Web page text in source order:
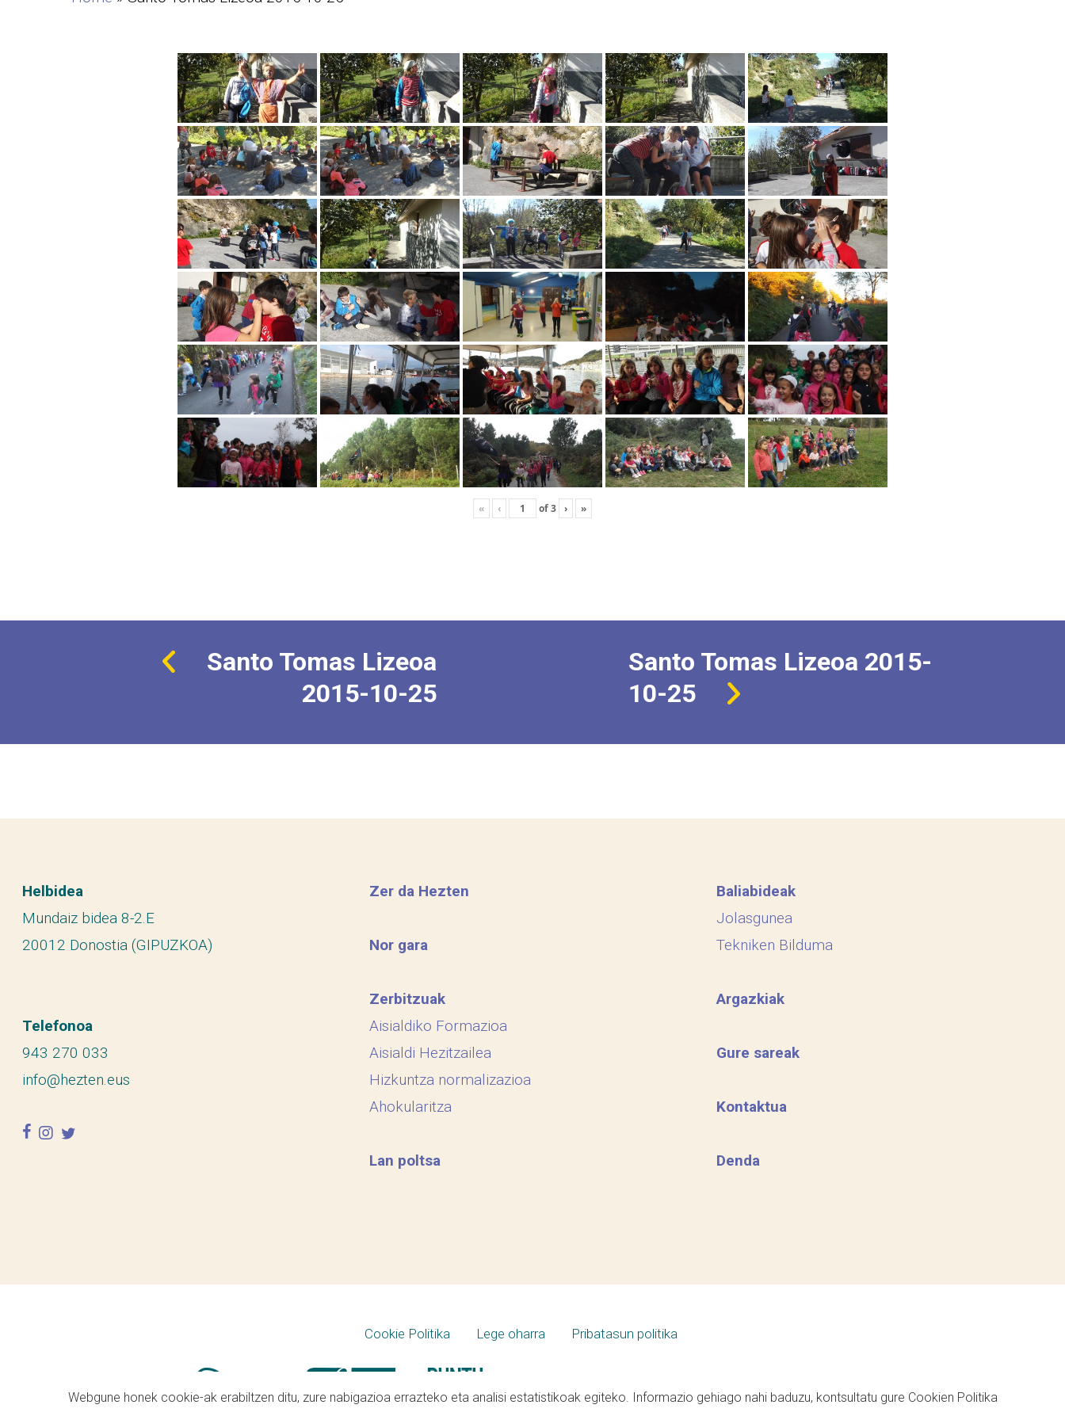
« ‹ of3 › »
Santo Tomas Lizeoa
2015-10-25
Santo Tomas Lizeoa 2015-
10-25
Helbidea
Mundaiz bidea 8-2.E
20012 Donostia (GIPUZKOA)
Telefonoa
943 270 033
info@hezten.eus
facebook
instagram
twitter
Zer da Hezten
Nor gara
Zerbitzuak
Aisialdiko Formazioa
Aisialdi Hezitzailea
Hizkuntza normalizazioa
Ahokularitza
Lan poltsa
Baliabideak
Jolasgunea
Tekniken Bilduma
Argazkiak
Gure sareak
Kontaktua
Denda
Cookie Politika Lege oharra Pribatasun politika
Webgune honek cookie-ak erabiltzen ditu, zure nabigazioa errazteko eta analisi estatistikoak egiteko. Informazio gehiago nahi baduzu, kontsultatu gure Cookien Politika